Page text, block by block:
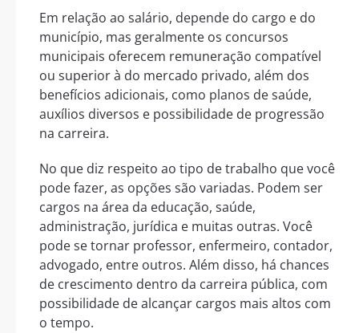
Em relação ao salário, depende do cargo e do
município, mas geralmente os concursos
municipais oferecem remuneração compatível
ou superior à do mercado privado, além dos
benefícios adicionais, como planos de saúde,
auxílios diversos e possibilidade de progressão
na carreira.
No que diz respeito ao tipo de trabalho que você
pode fazer, as opções são variadas. Podem ser
cargos na área da educação, saúde,
administração, jurídica e muitas outras. Você
pode se tornar professor, enfermeiro, contador,
advogado, entre outros. Além disso, há chances
de crescimento dentro da carreira pública, com
possibilidade de alcançar cargos mais altos com
o tempo.